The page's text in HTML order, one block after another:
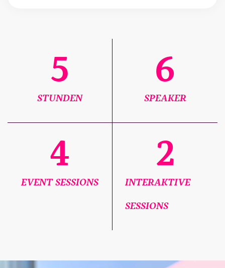
STUNDEN
5
SPEAKER
6
EVENT SESSIONS
4
INTERAKTIVE
SESSIONS
2